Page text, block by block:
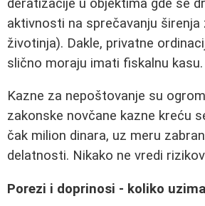
deratizacije u objektima gde se
aktivnosti na sprečavanju
životinja). Dakle, privatne
slično moraju imati fiskalnu kasu.
Kazne za nepoštovanje su
zakonske novčane kazne kreću
čak milion dinara, uz meru
delatnosti. Nikako ne vredi
Porezi i doprinosi - koliko